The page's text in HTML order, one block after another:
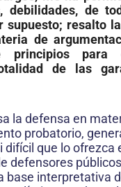
debilidades, de
supuesto; resalto
de
principios para
de las
la defensa en
probatorio,
difícil que lo ofrezca
defensores
base interpretativa